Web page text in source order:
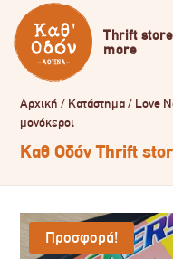
Αρχική / Κατάστημα/ Love
μονόκεροι
Καθ Οδόν Thrift
Προσφορά!